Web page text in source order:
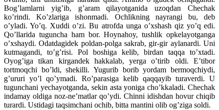
Bog’lamlarni yig’ib, g’aram qilayotganida uzoqdan Chechak
ko’rindi. Ko’zlariga ishonmadi. Ochlikning nayrangi bu, deb
o’yladi. Yo’q. Xuddi o’zi. Bu atrofda unga o’xshash qiz yo’q edi.
Qo’llarida tuguncha ham bor. Hoynahoy, tushlik opkelayotganga
o’xshaydi. Odatdagidek poldan-polga sakrab, gir-gir aylanardi. Uni
kutmagandi, to’g’risi. Pol boshiga kelib, birdan taqqa to’xtadi.
Oyog’iga tikan kirgandek hakkalab, yerga o’tirib oldi. E’tibor
tortmoqchi bo’ldi, shekilli. Yugurib borib yordam bermoqchiydi,
g’ururi yo’l qo’ymadi. Ro’parasiga kelib qaqqayib turaverdi. U
tugunchani yechayotganda, sekin asta yoniga cho’kkaladi. Chechak
indamay oldiga noz-ne’matlar qo’ydi. Chinni idishdan hovur chiqib
turardi. Ustidagi taqsimchani ochib, bitta mantini olib og’ziga soldi.